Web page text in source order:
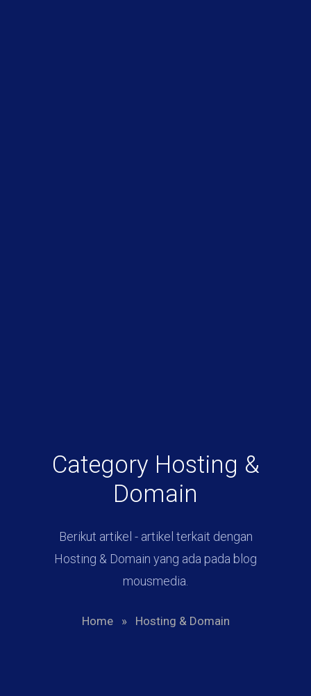
Category Hosting &
Domain
Berikut artikel - artikel terkait dengan
Hosting & Domain yang ada pada blog
mousmedia.
Home » Hosting & Domain